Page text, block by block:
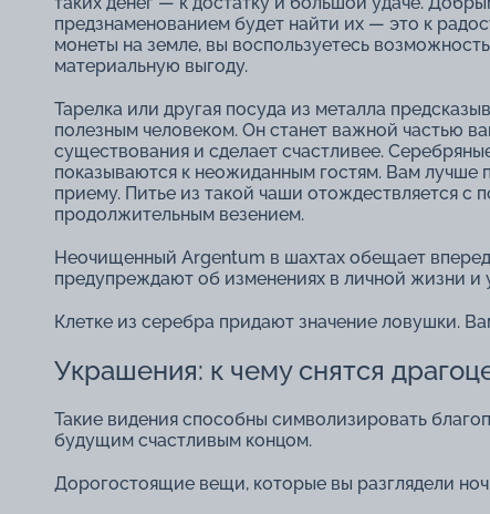
предзнаменованием будет найти их ― это к
монеты на земле, вы воспользуетесь
материальную выгоду.
Тарелка или другая посуда из металла
полезным человеком. Он станет важной частью
существования и сделает счастливее.
показываются к неожиданным гостям. Вам лучше
приему. Питье из такой чаши отождествляется с
продолжительным везением.
Неочищенный Argentum в шахтах обещает
предупреждают об изменениях в личной жизни и
Клетке из серебра придают значение ловушки.
Украшения: к чему снятся
Такие видения способны символизировать
будущим счастливым концом.
Дорогостоящие вещи, которые вы разглядели